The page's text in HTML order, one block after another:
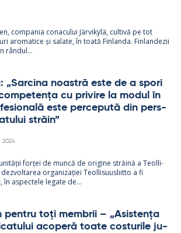
com­pa­nia co­nacu­lui Jär­vi­kylä, cul­tivă pe tot
aro­ma­tice și sa­late, în toată Fin­landa. Fin­lan­dezii
rân­dul...
„Sarcina noa­stră este de a spori
cu pri­vire la mo­dul în
este perce­pută din pers­
străin”
2024
unității forței de muncă de ori­gine străină a Teol­li­
or­ga­nizației Teol­li­suus­liitto a fi
as­pec­tele le­gate de...
pentru toți mem­brii – „Asis­tența
aco­peră toate cos­tu­rile ju­